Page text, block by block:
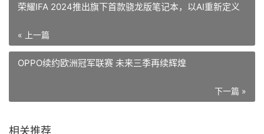
荣耀IFA 2024推出旗下首款骁龙版笔记本，以AI重新定义
« 上一篇
OPPO续约欧洲冠军联赛 未来三季再续辉煌
下一篇 »
相关推荐